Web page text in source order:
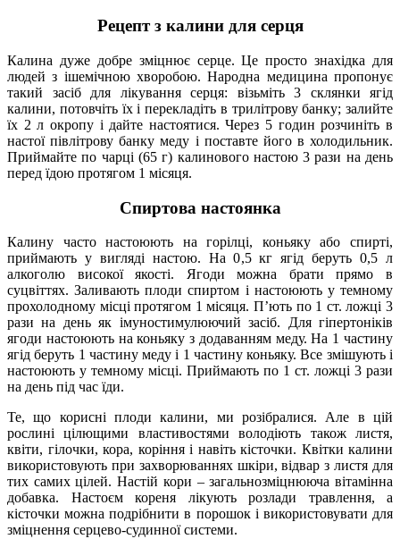
Рецепт з калини для серця
Калина дуже добре зміцнює серце. Це просто знахідка для
людей з ішемічною хворобою. Народна медицина пропонує
такий засіб для лікування серця: візьміть 3 склянки ягід
калини, потовчіть їх і перекладіть в трилітрову банку; залийте
їх 2 л окропу і дайте настоятися. Через 5 годин розчиніть в
настої півлітрову банку меду і поставте його в холодильник.
Приймайте по чарці (65 г) калинового настою 3 рази на день
перед їдою протягом 1 місяця.
Спиртова настоянка
Калину часто настоюють на горілці, коньяку або спирті,
приймають у вигляді настою. На 0,5 кг ягід беруть 0,5 л
алкоголю високої якості. Ягоди можна брати прямо в
суцвіттях. Заливають плоди спиртом і настоюють у темному
прохолодному місці протягом 1 місяця. П’ють по 1 ст. ложці 3
рази на день як імуностимулюючий засіб. Для гіпертоніків
ягоди настоюють на коньяку з додаванням меду. На 1 частину
ягід беруть 1 частину меду і 1 частину коньяку. Все змішують і
настоюють у темному місці. Приймають по 1 ст. ложці 3 рази
на день під час їди.
Те, що корисні плоди калини, ми розібралися. Але в цій
рослині цілющими властивостями володіють також листя,
квіти, гілочки, кора, коріння і навіть кісточки. Квітки калини
використовують при захворюваннях шкіри, відвар з листя для
тих самих цілей. Настій кори – загальнозміцнююча вітамінна
добавка. Настоєм кореня лікують розлади травлення, а
кісточки можна подрібнити в порошок і використовувати для
зміцнення серцево-судинної системи.